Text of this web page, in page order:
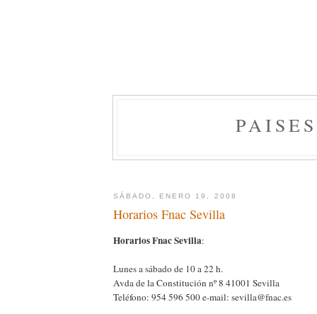
SÁBADO, ENERO 19, 2008
Horarios Fnac Sevilla
Horarios Fnac Sevilla:
Lunes a sábado de 10 a 22 h.
Avda de la Constitución nº 8 41001 Sevilla
Teléfono: 954 596 500 e-mail: sevilla@fnac.es